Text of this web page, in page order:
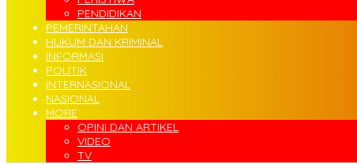
PENDIDIKAN
PEMERINTAHAN
HUKUM DAN KRIMINAL
INFORMASI
POLITIK
INTERNASIONAL
NASIONAL
MORE
OPINI DAN ARTIKEL
VIDEO
TV